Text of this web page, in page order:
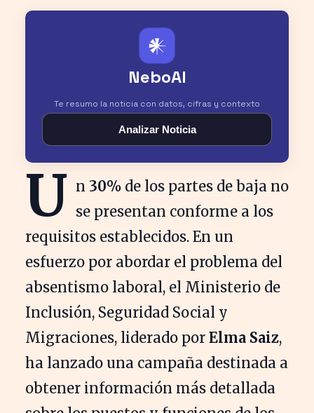
𒀭
NeboAI
Te resumo la noticia con datos, cifras y contexto
Analizar Noticia
U n 30% de los partes de baja no
se presentan conforme a los
requisitos establecidos. En un
esfuerzo por abordar el problema del
absentismo laboral, el Ministerio de
Inclusión, Seguridad Social y
Migraciones, liderado por Elma Saiz,
ha lanzado una campaña destinada a
obtener información más detallada